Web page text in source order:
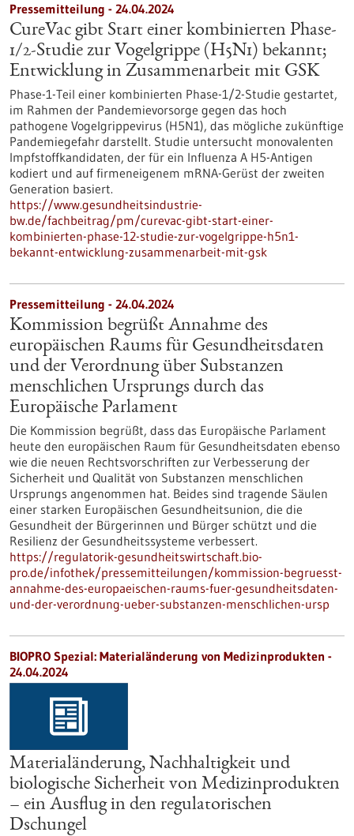
Pressemitteilung - 24.04.2024
CureVac gibt Start einer kombinierten Phase-
1/2-Studie zur Vogelgrippe (H5N1) bekannt;
Entwicklung in Zusammenarbeit mit GSK
Phase-1-Teil einer kombinierten Phase-1/2-Studie gestartet,
im Rahmen der Pandemievorsorge gegen das hoch
pathogene Vogelgrippevirus (H5N1), das mögliche zukünftige
Pandemiegefahr darstellt. Studie untersucht monovalenten
Impfstoffkandidaten, der für ein Influenza A H5-Antigen
kodiert und auf firmeneigenem mRNA-Gerüst der zweiten
Generation basiert.
https://www.gesundheitsindustrie-
bw.de/fachbeitrag/pm/curevac-gibt-start-einer-
kombinierten-phase-12-studie-zur-vogelgrippe-h5n1-
bekannt-entwicklung-zusammenarbeit-mit-gsk
Pressemitteilung - 24.04.2024
Kommission begrüßt Annahme des
europäischen Raums für Gesundheitsdaten
und der Verordnung über Substanzen
menschlichen Ursprungs durch das
Europäische Parlament
Die Kommission begrüßt, dass das Europäische Parlament
heute den europäischen Raum für Gesundheitsdaten ebenso
wie die neuen Rechtsvorschriften zur Verbesserung der
Sicherheit und Qualität von Substanzen menschlichen
Ursprungs angenommen hat. Beides sind tragende Säulen
einer starken Europäischen Gesundheitsunion, die die
Gesundheit der Bürgerinnen und Bürger schützt und die
Resilienz der Gesundheitssysteme verbessert.
https://regulatorik-gesundheitswirtschaft.bio-
pro.de/infothek/pressemitteilungen/kommission-begruesst-
annahme-des-europaeischen-raums-fuer-gesundheitsdaten-
und-der-verordnung-ueber-substanzen-menschlichen-ursp
BIOPRO Spezial: Materialänderung von Medizinprodukten -
24.04.2024
Materialänderung, Nachhaltigkeit und
biologische Sicherheit von Medizinprodukten
– ein Ausflug in den regulatorischen
Dschungel